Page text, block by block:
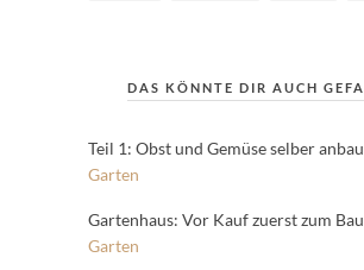
DAS KÖNNTE DIR AUCH
Teil 1: Obst und Gemüse selber
Garten
Gartenhaus: Vor Kauf zuerst zum
Garten